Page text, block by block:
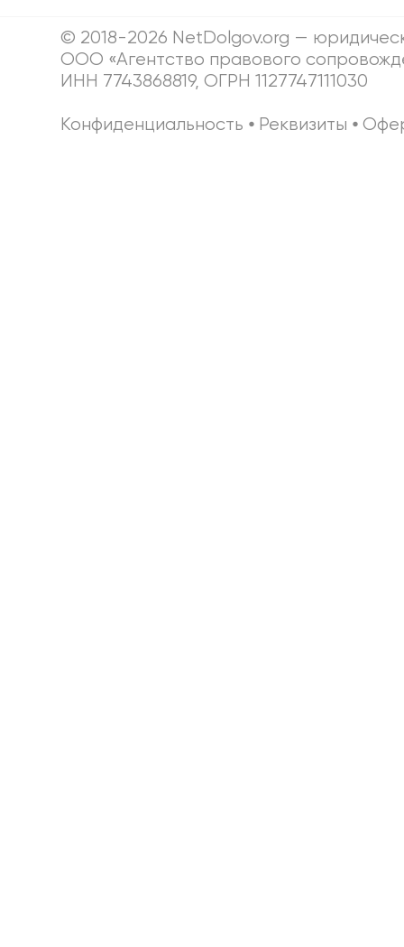
© 2018-2026 NetDolgov.org —
ООО «Агентство правового
ИНН 7743868819, ОГРН 1127747111030
Конфиденциальность ⦁ Реквизиты ⦁